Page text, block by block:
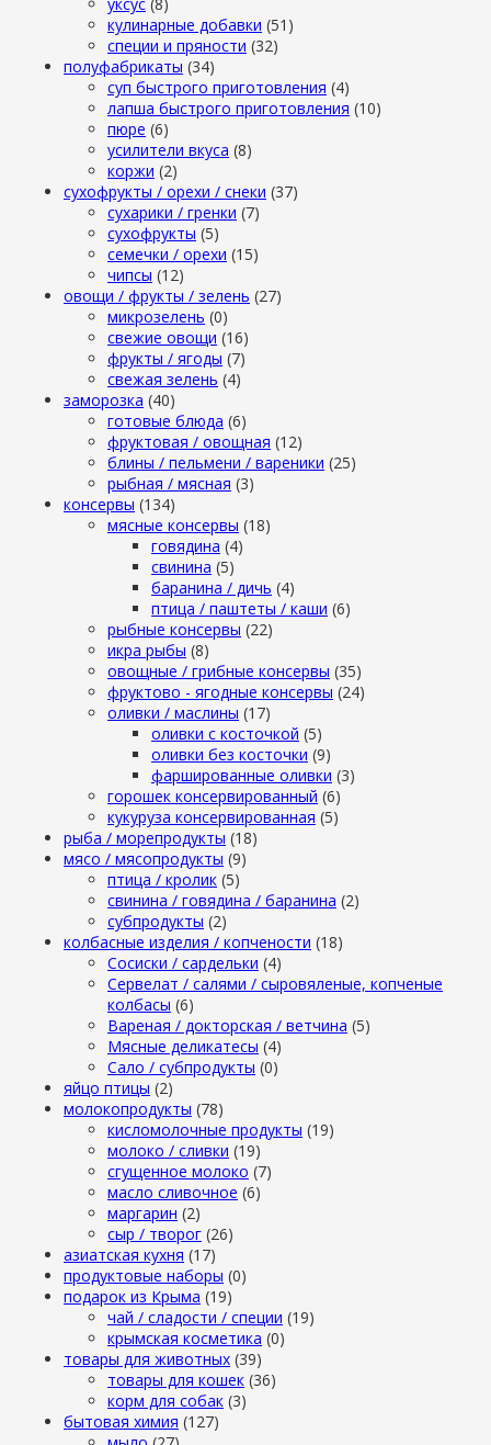
кулинарные добавки (51)
специи и пряности (32)
полуфабрикаты (34)
суп быстрого приготовления (4)
лапша быстрого приготовления (10)
пюре (6)
усилители вкуса (8)
коржи (2)
сухофрукты / орехи / снеки (37)
сухарики / гренки (7)
сухофрукты (5)
семечки / орехи (15)
чипсы (12)
овощи / фрукты / зелень (27)
микрозелень (0)
свежие овощи (16)
фрукты / ягоды (7)
свежая зелень (4)
заморозка (40)
готовые блюда (6)
фруктовая / овощная (12)
блины / пельмени / вареники (25)
рыбная / мясная (3)
консервы (134)
мясные консервы (18)
говядина (4)
свинина (5)
баранина / дичь (4)
птица / паштеты / каши (6)
рыбные консервы (22)
икра рыбы (8)
овощные / грибные консервы (35)
фруктово - ягодные консервы (24)
оливки / маслины (17)
оливки с косточкой (5)
оливки без косточки (9)
фаршированные оливки (3)
горошек консервированный (6)
кукуруза консервированная (5)
рыба / морепродукты (18)
мясо / мясопродукты (9)
птица / кролик (5)
свинина / говядина / баранина (2)
субпродукты (2)
колбасные изделия / копчености (18)
Сосиски / сардельки (4)
Сервелат / салями / сыровяленые, копченые
колбасы (6)
Вареная / докторская / ветчина (5)
Мясные деликатесы (4)
Сало / субпродукты (0)
яйцо птицы (2)
молокопродукты (78)
кисломолочные продукты (19)
молоко / сливки (19)
сгущенное молоко (7)
масло сливочное (6)
маргарин (2)
сыр / творог (26)
азиатская кухня (17)
продуктовые наборы (0)
подарок из Крыма (19)
чай / сладости / специи (19)
крымская косметика (0)
товары для животных (39)
товары для кошек (36)
корм для собак (3)
бытовая химия (127)